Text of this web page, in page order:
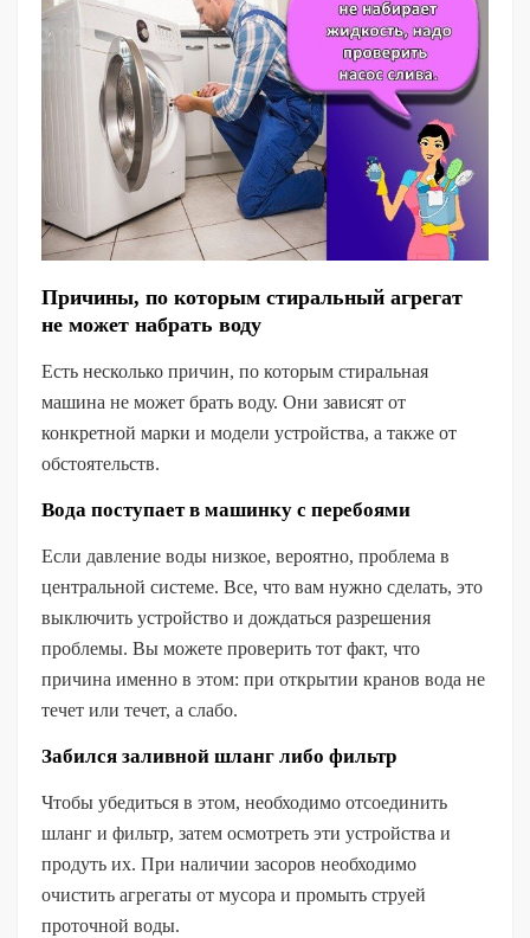
Причины, по которым стиральный агрегат
не может набрать воду
Есть несколько причин, по которым стиральная
машина не может брать воду. Они зависят от
конкретной марки и модели устройства, а также от
обстоятельств.
Вода поступает в машинку с перебоями
Если давление воды низкое, вероятно, проблема в
центральной системе. Все, что вам нужно сделать, это
выключить устройство и дождаться разрешения
проблемы. Вы можете проверить тот факт, что
причина именно в этом: при открытии кранов вода не
течет или течет, а слабо.
Забился заливной шланг либо фильтр
Чтобы убедиться в этом, необходимо отсоединить
шланг и фильтр, затем осмотреть эти устройства и
продуть их. При наличии засоров необходимо
очистить агрегаты от мусора и промыть струей
проточной воды.